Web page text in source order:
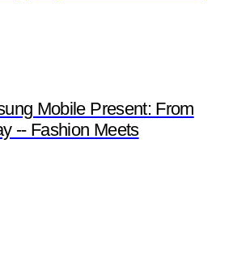
Mobile Present: From
-- Fashion Meets